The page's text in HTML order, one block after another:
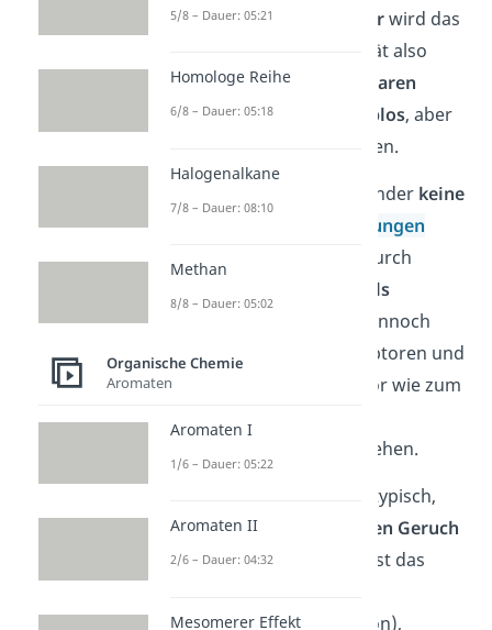
positive Ladung. In
Wasserwird das
Keton durch diese Polarität also
löslich. Diehöhermolekularen
Ketone sind ebenfalls
farblos, aber
und keine Flüssigkeiten.
Ketone können untereinander keine
Wasserstoffbrückenbindungen
ausbilden und haben dadurch
niedrigere Siedepunkte als
Sie sind aber dennoch
Wasserstoffbrückenakzeptoren und
können mit einem Donator wie zum
Wasserstoffbrücken eingehen.
Für Ketone ist außerdem typisch,
dass sie einen
angenehmen Geruch
haben. Ein Beispiel dafür ist das
Hydroxyphenyl)-butan-2-on),
5/8 – Dauer: 05:21
Homologe Reihe
6/8 – Dauer: 05:18
Halogenalkane
7/8 – Dauer: 08:10
Methan
8/8 – Dauer: 05:02
Organische Chemie
Aromaten
Aromaten I
1/6 – Dauer: 05:22
Aromaten II
2/6 – Dauer: 04:32
Mesomerer Effekt